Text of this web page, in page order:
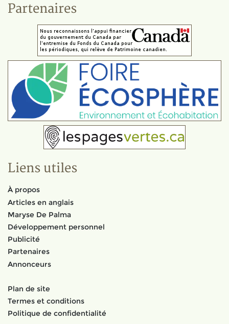
Partenaires
Liens utiles
À propos
Articles en anglais
Maryse De Palma
Développement personnel
Publicité
Partenaires
Annonceurs
Plan de site
Termes et conditions
Politique de confidentialité